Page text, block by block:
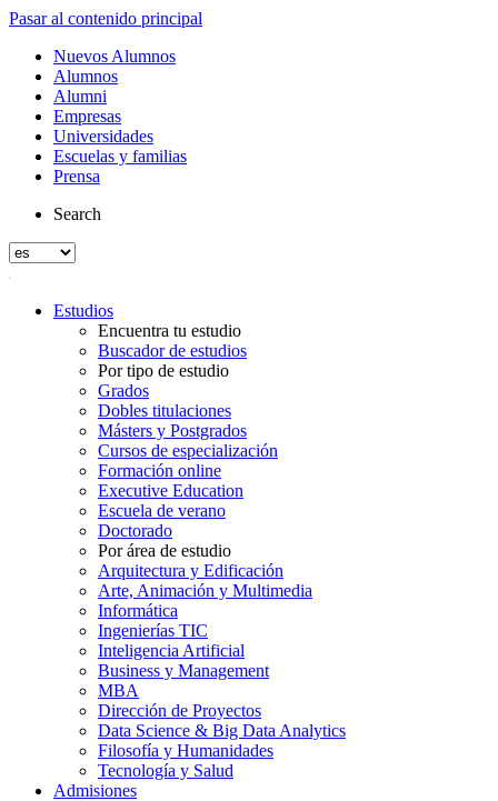
Pasar al contenido principal
Nuevos Alumnos
Alumnos
Alumni
Empresas
Universidades
Escuelas y familias
Prensa
Search
Estudios
Encuentra tu estudio
Buscador de estudios
Por tipo de estudio
Grados
Dobles titulaciones
Másters y Postgrados
Cursos de especialización
Formación online
Executive Education
Escuela de verano
Doctorado
Por área de estudio
Arquitectura y Edificación
Arte, Animación y Multimedia
Informática
Ingenierías TIC
Inteligencia Artificial
Business y Management
MBA
Dirección de Proyectos
Data Science & Big Data Analytics
Filosofía y Humanidades
Tecnología y Salud
Admisiones